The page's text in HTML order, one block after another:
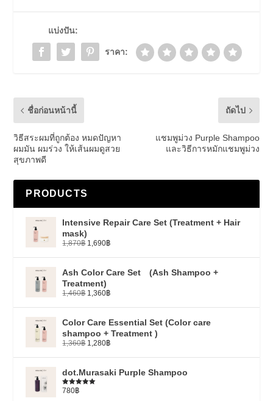
แบ่งปัน:
ราคา:
ชื่อก่อนหน้านี้
วิธีสระผมที่ถูกต้อง หมดปัญหา
ผมมัน ผมร่วง ให้เส้นผมดูสวย
สุขภาพดี
ถัดไป
แชมพูม่วง Purple Shampoo
และวิธีการหมักแชมพูม่วง
PRODUCTS
Intensive Repair Care Set (Treatment + Hair
mask)
1,870฿ 1,690฿
Ash Color Care Set (Ash Shampoo +
Treatment)
1,460฿ 1,360฿
Color Care Essential Set (Color care
shampoo + Treatment )
1,360฿ 1,280฿
dot.Murasaki Purple Shampoo
ให้คะแนน
780฿